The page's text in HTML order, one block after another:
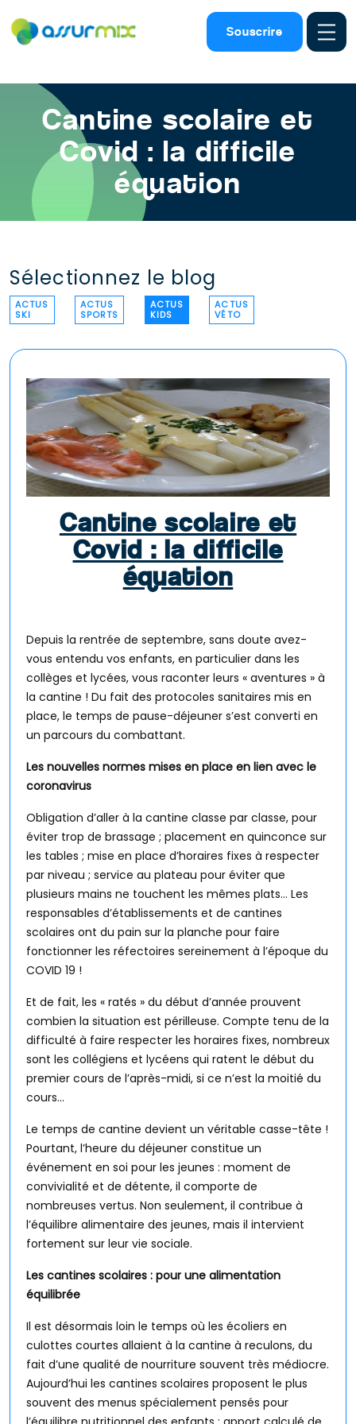
Souscrire
Assurance scolaire Covid cantine ecole
Cantine scolaire et
Covid : la difficile
équation
Sélectionnez le blog
ACTUS
SKI
ACTUS
SPORTS
ACTUS
KIDS
ACTUS
VÉTO
Cantine scolaire et
Covid : la difficile
équation
Depuis la rentrée de septembre, sans doute avez-
vous entendu vos enfants, en particulier dans les
collèges et lycées, vous raconter leurs « aventures » à
la cantine ! Du fait des protocoles sanitaires mis en
place, le temps de pause-déjeuner s’est converti en
un parcours du combattant.
Les nouvelles normes mises en place en lien avec le
coronavirus
Obligation d’aller à la cantine classe par classe, pour
éviter trop de brassage ; placement en quinconce sur
les tables ; mise en place d’horaires fixes à respecter
par niveau ; service au plateau pour éviter que
plusieurs mains ne touchent les mêmes plats… Les
responsables d’établissements et de cantines
scolaires ont du pain sur la planche pour faire
fonctionner les réfectoires sereinement à l’époque du
COVID 19 !
Et de fait, les « ratés » du début d’année prouvent
combien la situation est périlleuse. Compte tenu de la
difficulté à faire respecter les horaires fixes, nombreux
sont les collégiens et lycéens qui ratent le début du
premier cours de l’après-midi, si ce n’est la moitié du
cours…
Le temps de cantine devient un véritable casse-tête !
Pourtant, l’heure du déjeuner constitue un
événement en soi pour les jeunes : moment de
convivialité et de détente, il comporte de
nombreuses vertus. Non seulement, il contribue à
l’équilibre alimentaire des jeunes, mais il intervient
fortement sur leur vie sociale.
Les cantines scolaires : pour une alimentation
équilibrée
Il est désormais loin le temps où les écoliers en
culottes courtes allaient à la cantine à reculons, du
fait d’une qualité de nourriture souvent très médiocre.
Aujourd’hui les cantines scolaires proposent le plus
souvent des menus spécialement pensés pour